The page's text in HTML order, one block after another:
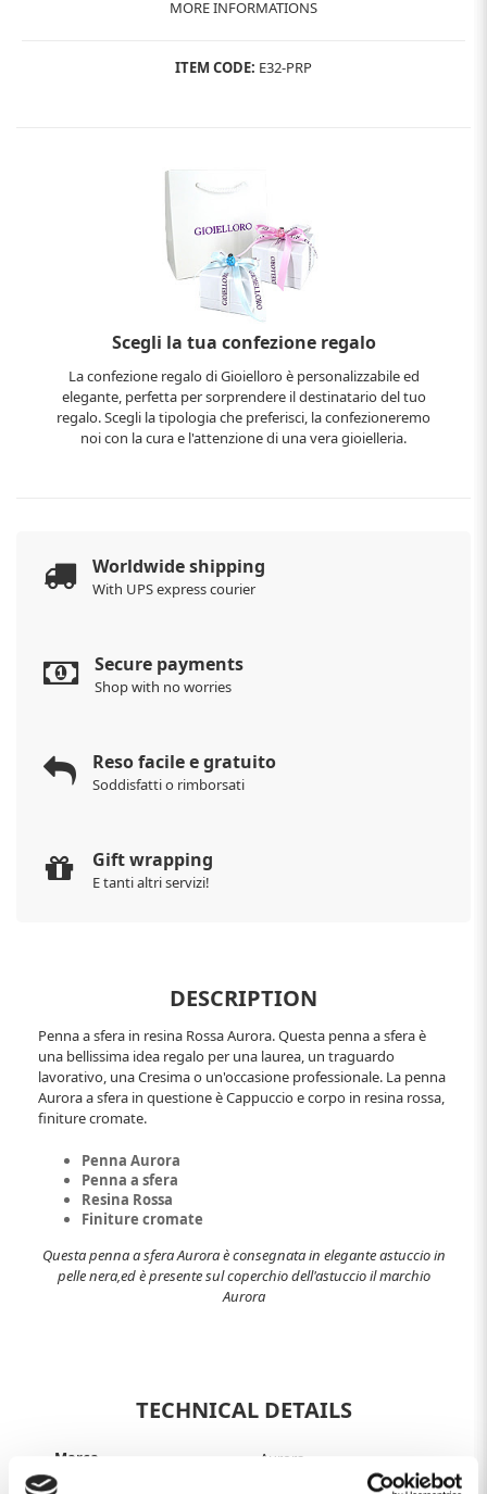
MORE INFORMATIONS
ITEM CODE: E32-PRP
Scegli la tua confezione regalo
La confezione regalo di Gioielloro è personalizzabile ed
elegante, perfetta per sorprendere il destinatario del tuo
regalo. Scegli la tipologia che preferisci, la confezioneremo
noi con la cura e l'attenzione di una vera gioielleria.
Worldwide shipping
With UPS express courier
Secure payments
Shop with no worries
Reso facile e gratuito
Soddisfatti o rimborsati
Gift wrapping
E tanti altri servizi!
DESCRIPTION
Penna a sfera in resina Rossa Aurora. Questa penna a sfera è
una bellissima idea regalo per una laurea, un traguardo
lavorativo, una Cresima o un'occasione professionale. La penna
Aurora a sfera in questione è Cappuccio e corpo in resina rossa,
finiture cromate.
Penna Aurora
Penna a sfera
Resina Rossa
Finiture cromate
Questa penna a sfera Aurora è consegnata in elegante astuccio in
pelle nera,ed è presente sul coperchio dell'astuccio il marchio
Aurora
TECHNICAL DETAILS
Marca Aurora